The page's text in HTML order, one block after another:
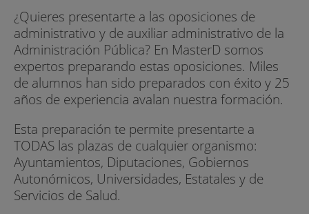
¿Quieres presentarte a las oposiciones de
administrativo y de auxiliar administrativo de la
Administración Pública? En MasterD somos
expertos preparando estas oposiciones. Miles
de alumnos han sido preparados con éxito y 25
años de experiencia avalan nuestra formación.
Esta preparación te permite presentarte a
TODAS las plazas de cualquier organismo:
Ayuntamientos, Diputaciones, Gobiernos
Autonómicos, Universidades, Estatales y de
Servicios de Salud.